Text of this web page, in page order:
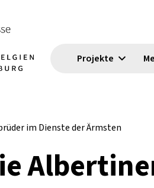
Projekte
im Dienste der Ärmsten